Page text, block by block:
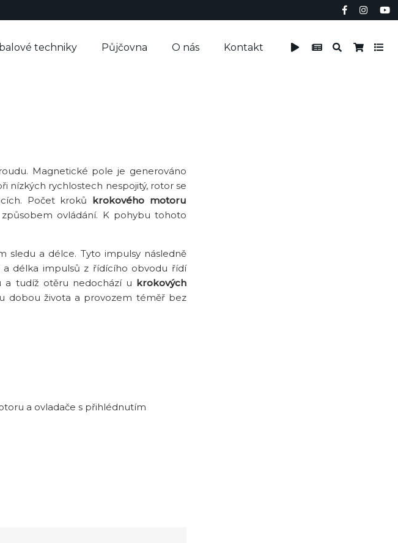
techniky Půjčovna O nás Kontakt
Magnetické pole je generováno
nízkých rychlostech nespojitý, rotor se
Počet kroků krokového motoru
ovládání. K pohybu tohoto
sledu a délce. Tyto impulsy následně
délka impulsů z řídícího obvodu řídí
a tudíž otěru nedochází u krokových
dobou života a provozem téměř bez
a ovladače s přihlédnutím